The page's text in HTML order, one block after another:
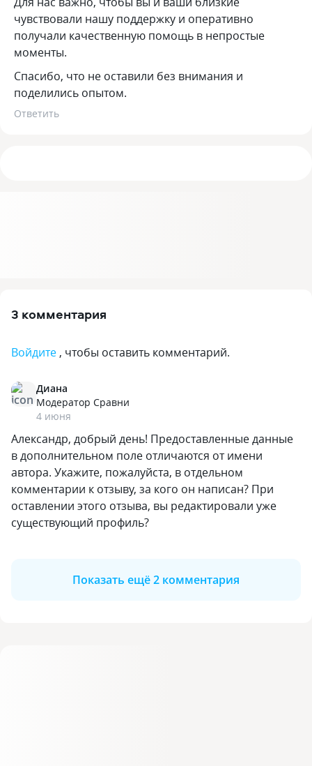
чувствовали нашу поддержку и оперативно
получали качественную помощь в непростые
моменты.
Спасибо, что не оставили без внимания и
поделились опытом.
Ответить
3 комментария
Войдите , чтобы оставить комментарий.
Диана
Модератор Сравни
4 июня
Александр, добрый день! Предоставленные данные
в дополнительном поле отличаются от имени
автора. Укажите, пожалуйста, в отдельном
комментарии к отзыву, за кого он написан? При
оставлении этого отзыва, вы редактировали уже
существующий профиль?
Показать ещё 2 комментария